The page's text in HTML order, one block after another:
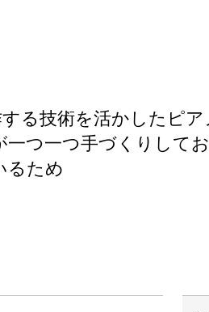
る技術を活かしたピ
つ一つ手づくりして
るため